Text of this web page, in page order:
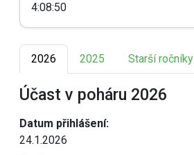
4:08:50
2026 2025 Starší ročníky
Účast v poháru 2026
Datum přihlášení:
24.1.2026